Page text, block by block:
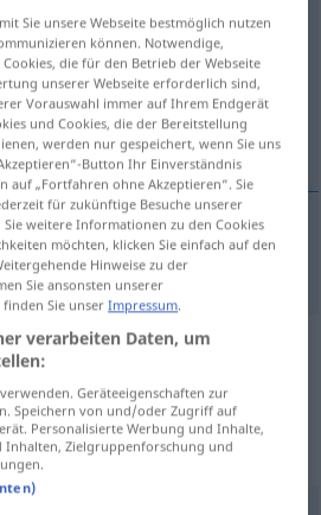
anklicken/antippen)
aus externen Quellen
Langenscheidt Redaktion
Sie unsere Webseite bestmöglich nutzen
können. Notwendige,
die für den Betrieb der Webseite
unserer Webseite erforderlich sind,
Vorauswahl immer auf Ihrem Endgerät
und Cookies, die der Bereitstellung
werden nur gespeichert, wenn Sie uns
Button Ihr Einverständnis
auf „Fortfahren ohne Akzeptieren“. Sie
für zukünftige Besuche unserer
weitere Informationen zu den Cookies
möchten, klicken Sie einfach auf den
Hinweise zu der
Sie ansonsten unserer
finden Sie unserImpressum.
verarbeiten Daten, um
Geräteeigenschaften zur
Speichern von und/oder Zugriff auf
Personalisierte Werbung und Inhalte,
Inhalten, Zielgruppenforschung und